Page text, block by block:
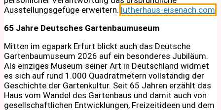
Ausstellungsgefüge erweitern. lutherhaus-eisenach.com
65 Jahre Deutsches Gartenbaumuseum
Mitten im egapark Erfurt blickt auch das Deutsche
Gartenbaumuseum 2026 auf ein besonderes Jubiläum.
Als einziges Museum seiner Art in Deutschland widmet
es sich auf rund 1.000 Quadratmetern vollständig der
Geschichte der Gartenkultur. Seit 65 Jahren erzählt das
Haus vom Wandel des Gartenbaus und damit auch von
gesellschaftlichen Entwicklungen, Freizeitideen und dem